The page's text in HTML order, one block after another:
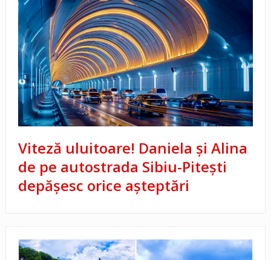
Viteză uluitoare! Daniela și Alina
de pe autostrada Sibiu-Pitești
depășesc orice așteptări